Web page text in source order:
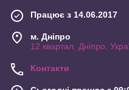
Працює з 14.06.2017
м. Дніпро
12 квартал, Дніпро,
Контакти